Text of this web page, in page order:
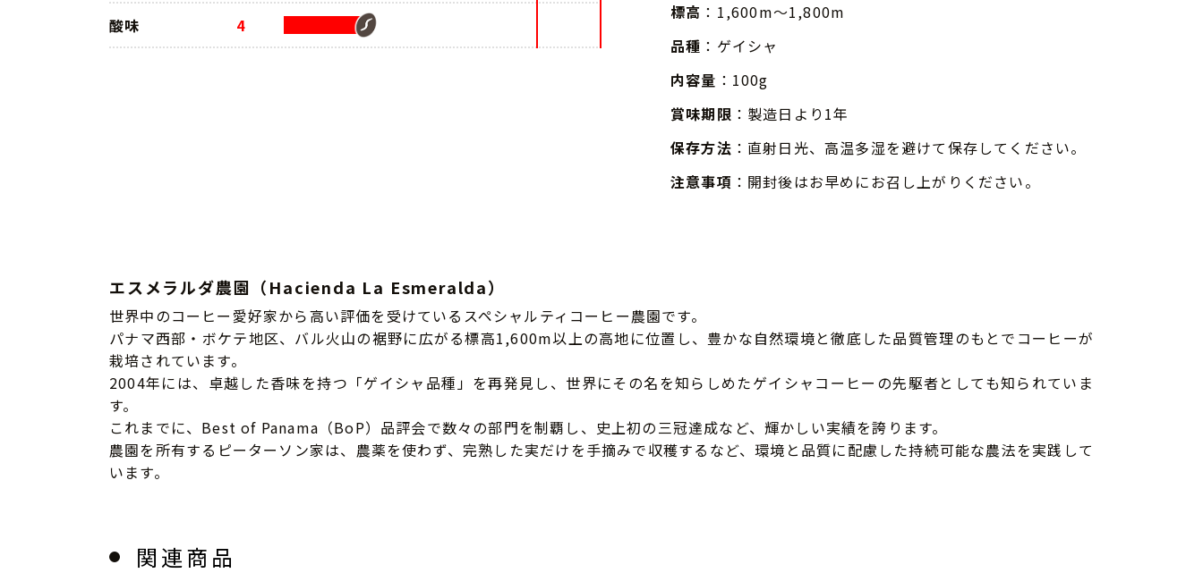
酸味 4
標高 ：1,600m～1,800m
品種 ：ゲイシャ
内容量 ：100g
賞味期限 ：製造日より1年
保存方法 ：直射日光、高温多湿を避けて保存してください。
注意事項 ：開封後はお早めにお召し上がりください。
エスメラルダ農園（Hacienda La Esmeralda）
世界中のコーヒー愛好家から高い評価を受けているスペシャルティコーヒー農園です。
パナマ西部・ボケテ地区、バル火山の裾野に広がる標高1,600m以上の高地に位置し、豊かな自然環境と徹底した品質管理のもとでコーヒーが
栽培されています。
2004年には、卓越した香味を持つ「ゲイシャ品種」を再発見し、世界にその名を知らしめたゲイシャコーヒーの先駆者としても知られていま
す。
これまでに、Best of Panama（BoP）品評会で数々の部門を制覇し、史上初の三冠達成など、輝かしい実績を誇ります。
農園を所有するピーターソン家は、農薬を使わず、完熟した実だけを手摘みで収穫するなど、環境と品質に配慮した持続可能な農法を実践して
います。
関連商品